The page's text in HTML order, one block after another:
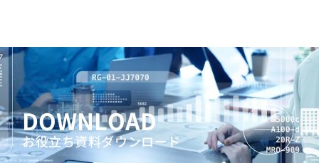
問題発見解決研修
AIリテラシー向上研修
若手社員向けコミュニケーション研修
若手社員向けジョブクラフティング研修
キャリアクラフトシリーズ：若手社員向けキャリア研修
「PURPOSE」
人生100年時代ゲーム『MIRAIZ』
DOWNLOAD
お役立ち資料ダウンロード